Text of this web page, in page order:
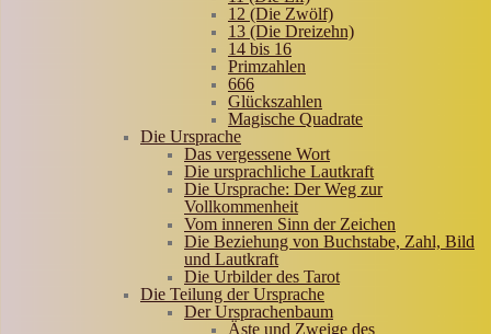
12 (Die Zwölf)
13 (Die Dreizehn)
14 bis 16
Primzahlen
666
Glückszahlen
Magische Quadrate
Die Ursprache
Das vergessene Wort
Die ursprachliche Lautkraft
Die Ursprache: Der Weg zur
Vollkommenheit
Vom inneren Sinn der Zeichen
Die Beziehung von Buchstabe, Zahl, Bild
und Lautkraft
Die Urbilder des Tarot
Die Teilung der Ursprache
Der Ursprachenbaum
Äste und Zweige des